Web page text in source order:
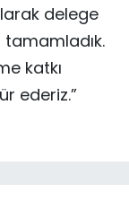
delege
katkı
ederiz.”